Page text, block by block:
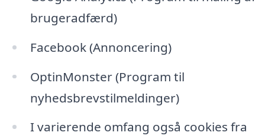
brugeradfærd)
Facebook (Annoncering)
OptinMonster (Program til
nyhedsbrevstilmeldinger)
I varierende omfang også cookies fra